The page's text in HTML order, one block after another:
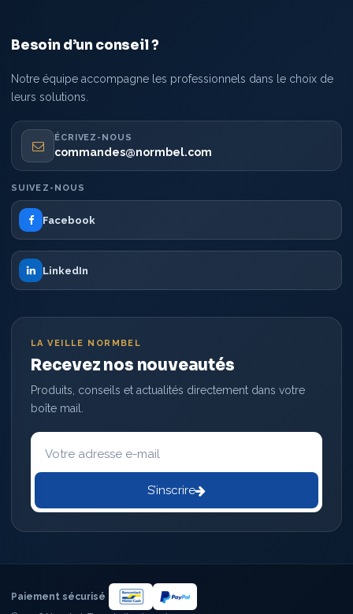
Besoin d’un conseil ?
Notre équipe accompagne les professionnels dans le choix de
leurs solutions.
ÉCRIVEZ-NOUS
commandes@normbel.com
SUIVEZ-NOUS
Facebook
LinkedIn
LA VEILLE NORMBEL
Recevez nos nouveautés
Produits, conseils et actualités directement dans votre
boîte mail.
Votre
adresse
mail
S’inscrire
Paiement sécurisé